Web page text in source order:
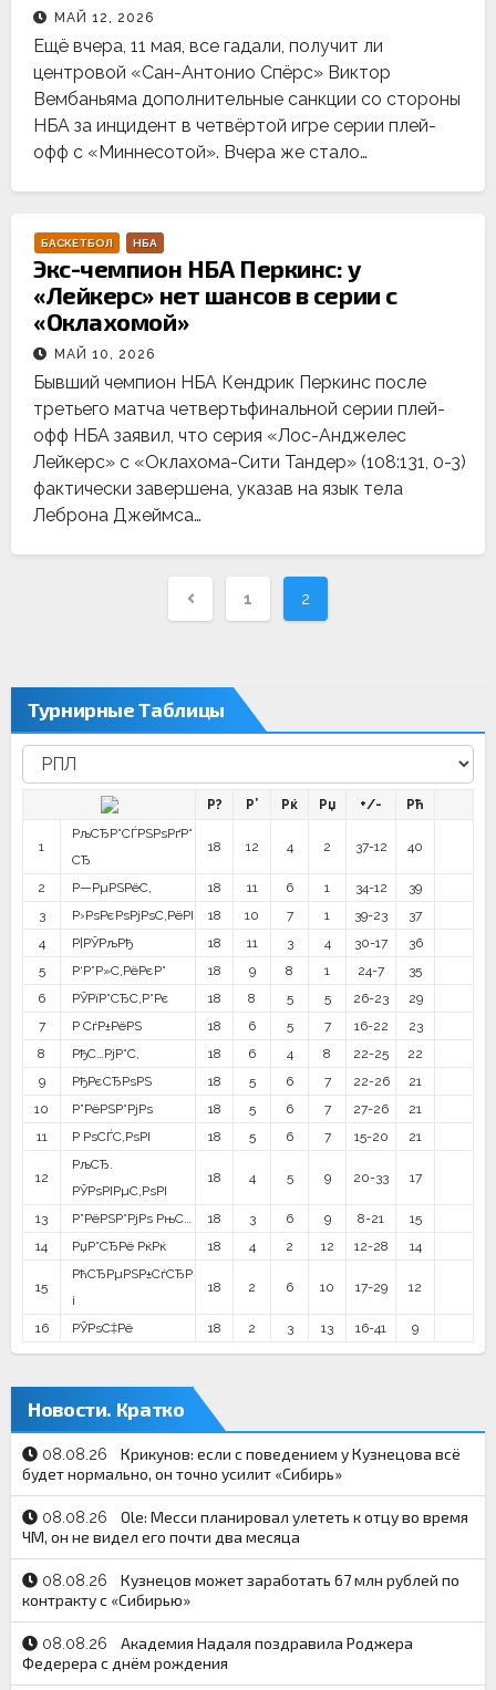
МАЙ 12, 2026
Ещё вчера, 11 мая, все гадали, получит ли
центровой «Сан-Антонио Спёрс» Виктор
Вембаньяма дополнительные санкции со стороны
НБА за инцидент в четвёртой игре серии плей-
офф с «Миннесотой». Вчера же стало…
БАСКЕТБОЛ НБА
Экс-чемпион НБА Перкинс: у
«Лейкерс» нет шансов в серии с
«Оклахомой»
МАЙ 10, 2026
Бывший чемпион НБА Кендрик Перкинс после
третьего матча четвертьфинальной серии плей-
офф НБА заявил, что серия «Лос-Анджелес
Лейкерс» с «Оклахома-Сити Тандер» (108:131, 0-3)
фактически завершена, указав на язык тела
Леброна Джеймса…
Навигация
по
1 2
Турнирные Таблицы
Р? Р’ Рќ Рџ +/- Рћ
1
РљСЂР°СЃРЅРѕРґР°
СЂ
18 12 4 2 37-12 40
2 Р—РµРЅРёС‚ 18 11 6 1 34-12
39
3
Р›РѕРєРѕРјРѕС‚РёРІ 18 10 7 1 39-23
37
4
Р¦РЎРљРђ 18 11 3 4 30-17
36
5
Р‘Р°Р»С‚РёРєР° 18 9 8 1 24-7
35
6
РЎРїР°СЂС‚Р°Рє 18 8 5 5 26-23
29
7
Р СѓР±РёРЅ 18 6 5 7 16-22
23
8
РђС…РјР°С‚ 18 6 4 8 22-25
22
9
РђРєСЂРѕРЅ 18 5 6 7 22-26
21
10
Р”РёРЅР°РјРѕ 18 5 6 7 27-26
21
11
Р РѕСЃС‚РѕРІ 18 5 6 7 15-20 21
12
РљСЂ.
РЎРѕРІРµС‚РѕРІ
18 4 5 9 20-33 17
13 Р”РёРЅР°РјРѕ РњС… 18 3 6 9 8-21
15
14
РџР°СЂРё РќРќ 18 4 2 12 12-28 14
15
РћСЂРµРЅР±СѓСЂР
і
18 2 6 10 17-29 12
16 РЎРѕС‡Рё 18 2 3 13 16-41 9
Новости. Кратко
08.08.26
Крикунов: если с поведением у Кузнецова всё
будет нормально, он точно усилит «Сибирь»
08.08.26
Ole: Месси планировал улететь к отцу во время
ЧМ, он не видел его почти два месяца
08.08.26
Кузнецов может заработать 67 млн рублей по
контракту с «Сибирью»
08.08.26
Академия Надаля поздравила Роджера
Федерера с днём рождения